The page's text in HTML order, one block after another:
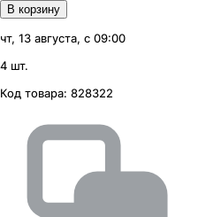
В корзину
чт, 13 августа, с 09:00
4 шт.
Код товара: 828322